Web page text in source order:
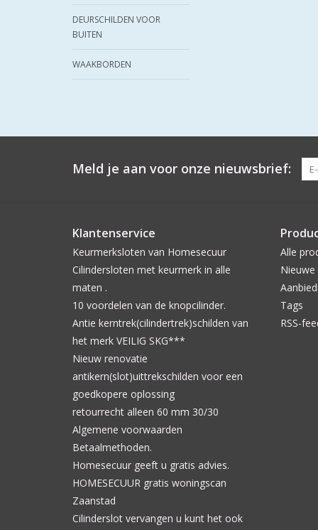
DEURSCHILDEN VOOR
BUITEN
WAAKBORDEN
Meld je aan voor onze nieuwsbrief:
Klantenservice
Keurmerksloten van Homesecuur
Cilindersloten met keurmerk in alle
maten .
10 voordelen van de knopcilinder.
Antie kerntrek(cilindertrek)schilden van
het merk VEILIG SKG***
Nieuw renovatie
antikern(slot)uittrekschilden voor een
goedkopere oplossing
retourrecht alleen 60 mm 30/30
Algemene voorwaarden
Betaalmethoden.
Homesecuur geeft u gratis advies.
HOMESECUUR gratis woningscan
Zaanstad
Cilinderslot vervangen u kunt het ook
Alle
Tags
RSS-